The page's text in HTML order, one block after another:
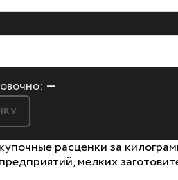
—
расценки за
мелких